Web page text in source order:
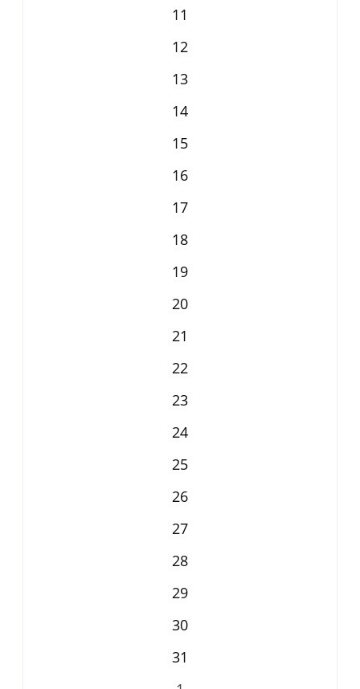
11
12
13
14
15
16
17
18
19
20
21
22
23
24
25
26
27
28
29
30
31